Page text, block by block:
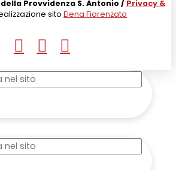
Provvidenza S. Antonio / Privacy &
sito Elena Fiorenzato